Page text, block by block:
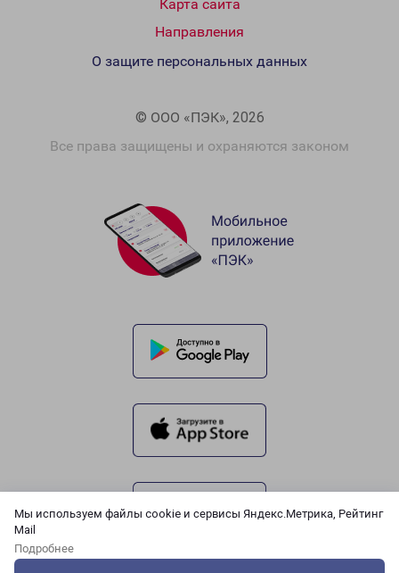
Мы используем файлы cookie и сервисы Яндекс.Метрика, Рейтинг
Mail
Подробнее
Карта сайта
Направления
© ООО «ПЭК», 2026
Все права защищены и охраняются законом
О защите персональных данных